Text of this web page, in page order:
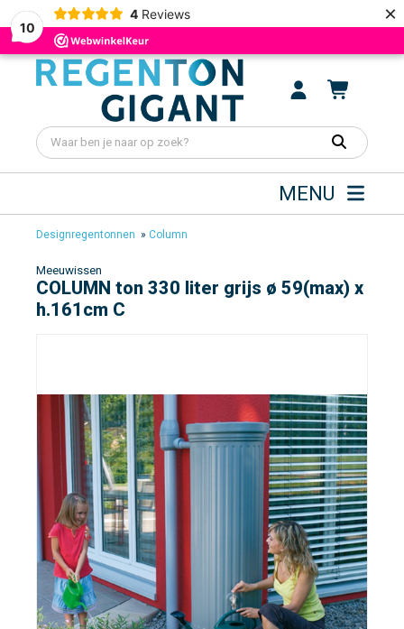
10
4 Reviews ×
MENU
Designregentonnen » Column
Meeuwissen
COLUMN ton 330 liter grijs ø 59(max) x
h.161cm C